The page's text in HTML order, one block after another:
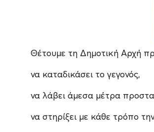
Θέτουμε τη Δημοτική Αρχή
να καταδικάσει το γεγονός,
να λάβει άμεσα μέτρα
να στηρίξει με κάθε τρόπο